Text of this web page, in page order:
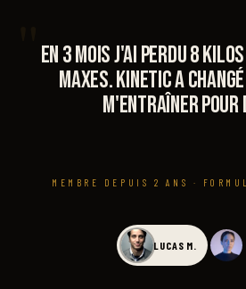
EN 3 MOIS J'AI PERDU 8
MAXES. KINETIC A
M'ENTRAÎNER POUR
MEMBRE DEPUIS 2 ANS ·
LUCAS M.